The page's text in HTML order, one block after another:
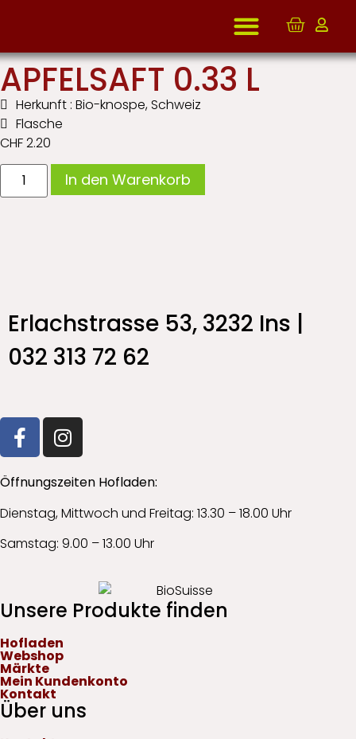
Eingemachtes und Confitüre/ APFELSAFT 0.33 L
APFELSAFT 0.33 L
Herkunft : Bio-knospe, Schweiz
Flasche
CHF2.20
In den Warenkorb
Erlachstrasse 53, 3232 Ins |
032 313 72 62
Öffnungszeiten Hofladen:
Dienstag, Mittwoch und Freitag: 13.30 – 18.00 Uhr
Samstag: 9.00 – 13.00 Uhr
Unsere Produkte finden
Hofladen
Webshop
Märkte
Mein Kundenkonto
Kontakt
Über uns